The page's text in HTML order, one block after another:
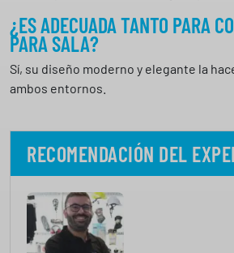
¿ES ADECUADA TANTO PARA
PARA SALA?
Sí, su diseño moderno y elegante la
ambos entornos.
RECOMENDACIÓN DEL